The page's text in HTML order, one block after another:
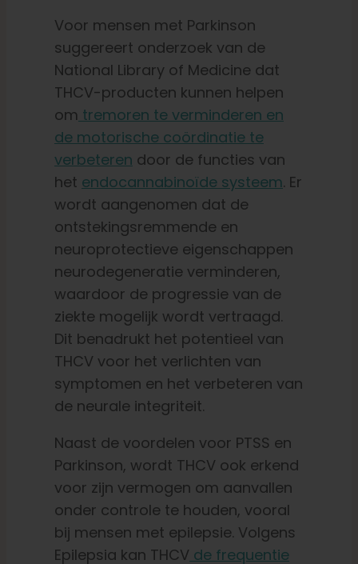
Voor mensen met Parkinson
suggereert onderzoek van de
National Library of Medicine dat
THCV-producten kunnen helpen
om tremoren te verminderen en
de motorische coördinatie te
verbeteren door de functies van
het endocannabinoïde systeem. Er
wordt aangenomen dat de
ontstekingsremmende en
neuroprotectieve eigenschappen
neurodegeneratie verminderen,
waardoor de progressie van de
ziekte mogelijk wordt vertraagd.
Dit benadrukt het potentieel van
THCV voor het verlichten van
symptomen en het verbeteren van
de neurale integriteit.
Naast de voordelen voor PTSS en
Parkinson, wordt THCV ook erkend
voor zijn vermogen om aanvallen
onder controle te houden, vooral
bij mensen met epilepsie. Volgens
Epilepsia kan THCV de frequentie